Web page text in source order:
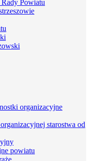
Powiatu
organizacyjne
starostwa od
powiatu